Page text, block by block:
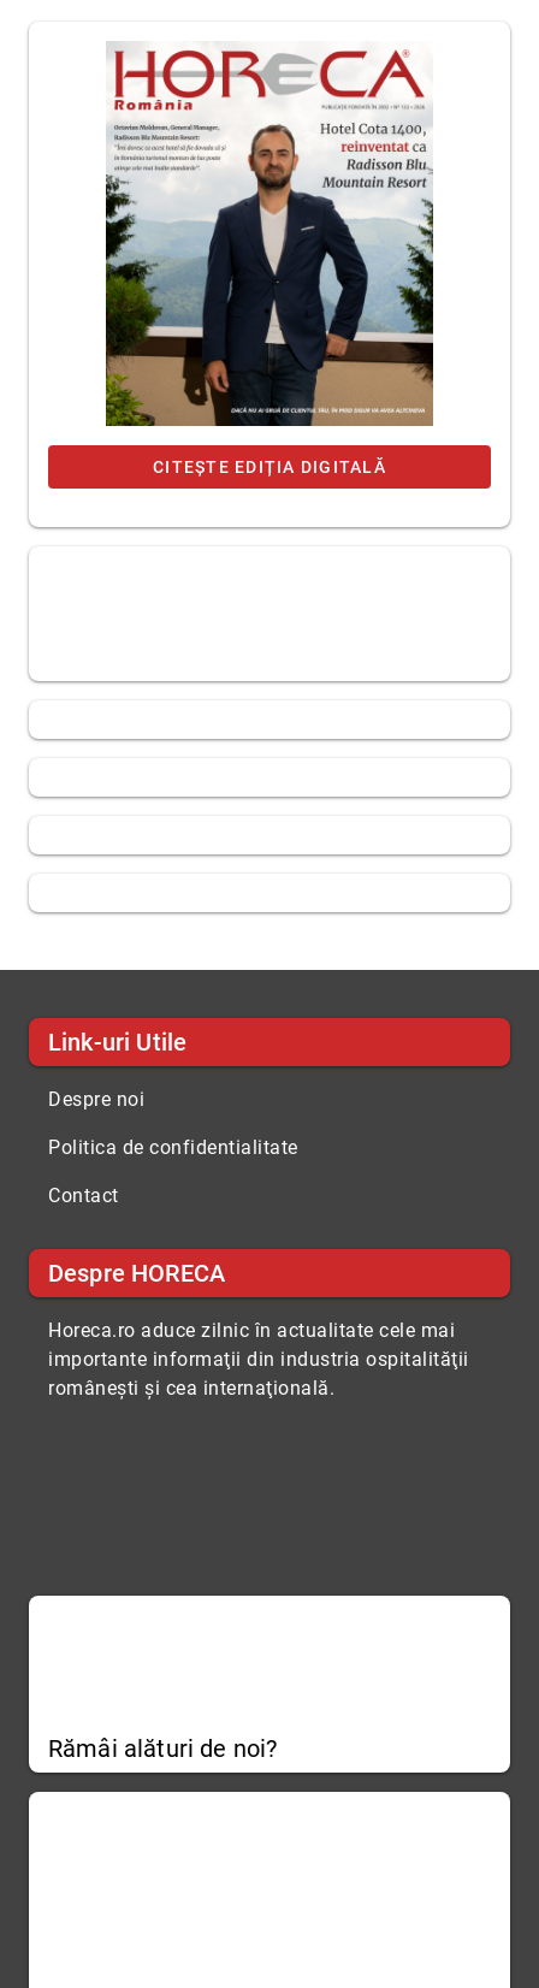
CITEȘTE EDIȚIA DIGITALĂ
Link-uri Utile
Despre noi
Politica de confidentialitate
Contact
Despre HORECA
Horeca.ro aduce zilnic în actualitate cele mai
importante informaţii din industria ospitalităţii
româneşti şi cea internaţională.
Rămâi alături de noi?